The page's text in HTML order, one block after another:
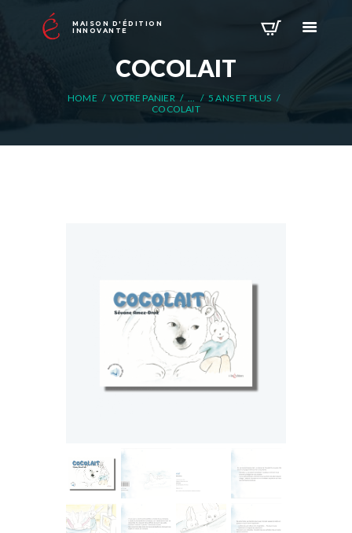
MAISON D'ÉDITION
INNOVANTE
COCOLAIT
HOME VOTRE PANIER
5 ANS ET PLUS
COCOLAIT